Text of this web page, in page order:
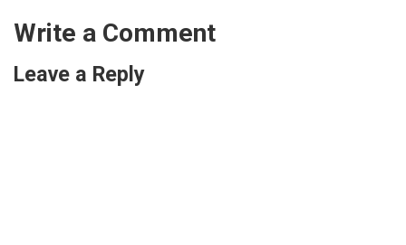
Write a Comment
Leave a Reply